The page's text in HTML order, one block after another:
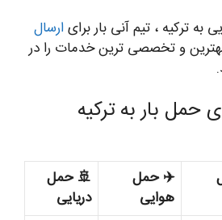
به ترکیه ، تیم آنی بار برایارسال
و تخصصی ترین خدمات را در
حمل بار به ترکیه
✈️ حمل
هوایی
🚢 حمل
دریایی